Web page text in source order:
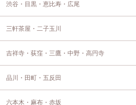
渋谷・目黒・恵比寿・広尾
三軒茶屋・二子玉川
吉祥寺・荻窪・三鷹・中野・高円寺
品川・田町・五反田
六本木・麻布・赤坂